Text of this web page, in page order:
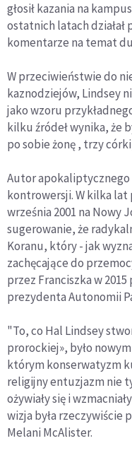
głosił kazania na
ostatnich latach
komentarze na temat
W przeciwieństwie do
kaznodziejów, Lindsey
jako wzoru
kilku źródeł wynika, że
po sobie żonę , trzy
Autor apokaliptycznego
kontrowersji. W kilka lat
września 2001 na Nowy
sugerowanie, że
Koranu, który - jak
zachęcające do
przez Franciszka w
prezydenta Autonomii
"To, co Hal Lindsey
prorockiej», było
którym konserwatyzm
religijny entuzjazm nie
ożywiały się i
wizja była rzeczywiście
Melani McAlister.